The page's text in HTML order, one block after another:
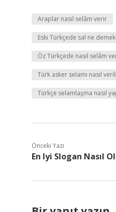
Araplar nasıl selâm verir
Eski Türkçede sal ne demek
Öz Türkçede nasıl selâm
Türk asker selamı nasıl
Türkçe selamlaşma nasıl
Önceki Yazı
En Iyi Slogan Nasıl